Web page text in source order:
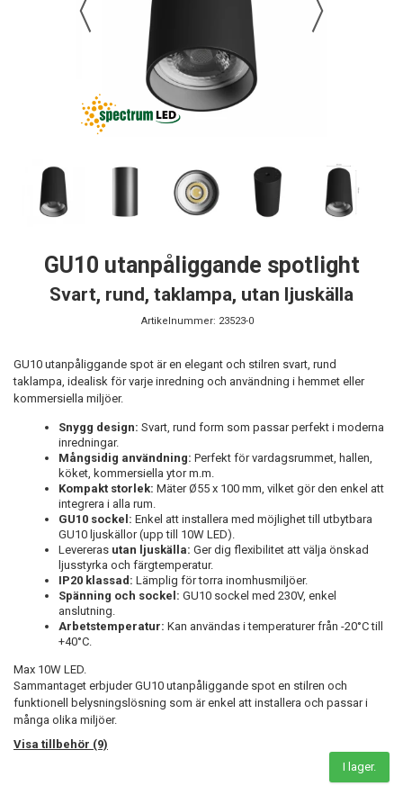
GU10 utanpåliggande spotlight
Svart, rund, taklampa, utan ljuskälla
Artikelnummer: 23523-0
GU10 utanpåliggande spot är en elegant och stilren svart, rund
taklampa, idealisk för varje inredning och användning i hemmet eller
kommersiella miljöer.
Snygg design: Svart, rund form som passar perfekt i moderna
inredningar.
Mångsidig användning: Perfekt för vardagsrummet, hallen,
köket, kommersiella ytor m.m.
Kompakt storlek: Mäter Ø55 x 100 mm, vilket gör den enkel att
integrera i alla rum.
GU10 sockel: Enkel att installera med möjlighet till utbytbara
GU10 ljuskällor (upp till 10W LED).
Levereras utan ljuskälla: Ger dig flexibilitet att välja önskad
ljusstyrka och färgtemperatur.
IP20 klassad: Lämplig för torra inomhusmiljöer.
Spänning och sockel: GU10 sockel med 230V, enkel
anslutning.
Arbetstemperatur: Kan användas i temperaturer från -20°C till
+40°C.
Max 10W LED.
Sammantaget erbjuder GU10 utanpåliggande spot en stilren och
funktionell belysningslösning som är enkel att installera och passar i
många olika miljöer.
Visa tillbehör (9)
I lager.